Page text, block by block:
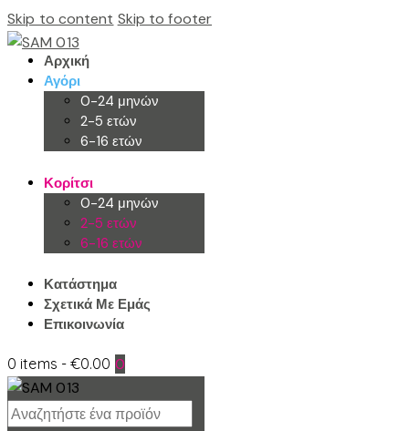
Skip to content Skip to footer
Αρχική
Αγόρι
0-24 μηνών
2-5 ετών
6-16 ετών
Κορίτσι
0-24 μηνών
2-5 ετών
6-16 ετών
Κατάστημα
Σχετικά Με Εμάς
Επικοινωνία
0 items -€0.00 0